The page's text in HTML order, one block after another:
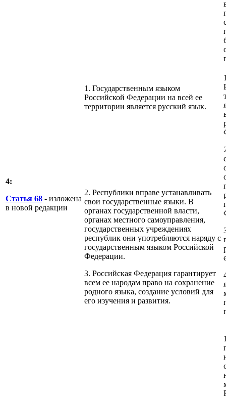
4:
Статья 68 - изложена
в новой редакции
1. Государственным языком
Российской Федерации на всей ее
территории является русский язык.
2. Республики вправе устанавливать
свои государственные языки. В
органах государственной власти,
органах местного самоуправления,
государственных учреждениях
республик они употребляются наряду с
государственным языком Российской
Федерации.
3. Российская Федерация гарантирует
всем ее народам право на сохранение
родного языка, создание условий для
его изучения и развития.